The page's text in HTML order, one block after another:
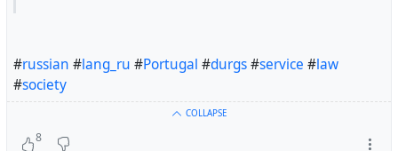
#russian #lang_ru #Portugal #durgs#service #law
#society
COLLAPSE
8